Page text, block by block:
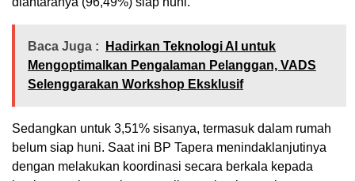
Baca Juga :
Hadirkan Teknologi AI untuk
Mengoptimalkan Pengalaman Pelanggan, VADS
Selenggarakan Workshop Eksklusif
Sedangkan untuk 3,51% sisanya, termasuk dalam rumah
belum siap huni. Saat ini BP Tapera menindaklanjutinya
dengan melakukan koordinasi secara berkala kepada